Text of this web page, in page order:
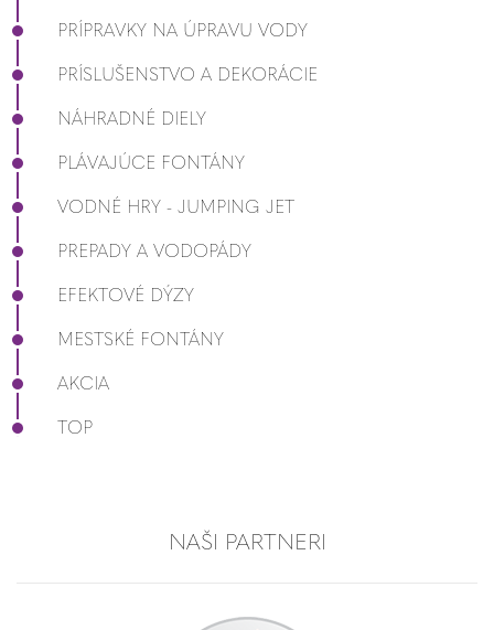
PRÍPRAVKY NA ÚPRAVU VODY
PRÍSLUŠENSTVO A DEKORÁCIE
NÁHRADNÉ DIELY
PLÁVAJÚCE FONTÁNY
VODNÉ HRY - JUMPING JET
PREPADY A VODOPÁDY
EFEKTOVÉ DÝZY
MESTSKÉ FONTÁNY
AKCIA
TOP
NAŠI PARTNERI